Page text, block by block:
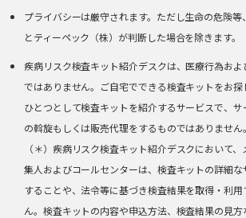
プライバシーは厳守されます。ただし生命の危険等
とティーペック（株）が判断した場合を除きます。
疾病リスク検査キット紹介デスクは、医療行為お
ではありません。ご自宅でできる検査キットをお
ひとつとして検査キットを紹介するサービスで、
の斡旋もしくは販売代理をするものではありません。
（＊）疾病リスク検査キット紹介デスクにおいて
集人およびコールセンターは、検査キットの詳細
することや、法令等に基づき検査結果を取得・利
ん。検査キットの内容や申込方法、検査結果の見